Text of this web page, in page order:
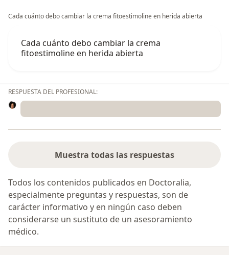
Cada cuánto debo cambiar la crema fitoestimoline en herida abierta
Cada cuánto debo cambiar la crema
fitoestimoline en herida abierta
RESPUESTA DEL PROFESIONAL:
Muestra todas las respuestas
Todos los contenidos publicados en Doctoralia,
especialmente preguntas y respuestas, son de
carácter informativo y en ningún caso deben
considerarse un sustituto de un asesoramiento
médico.